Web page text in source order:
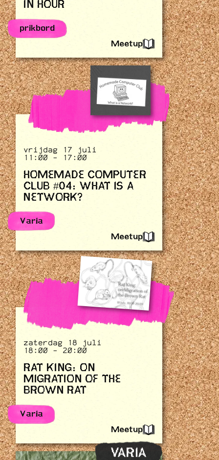
IN HOUR
prikbord
Meetup
vrijdag 17 juli
11:00 - 17:00
HOMEMADE COMPUTER
CLUB #04: WHAT IS A
NETWORK?
Varia
Meetup
zaterdag 18 juli
18:00 - 20:00
RAT KING: ON
MIGRATION OF THE
BROWN RAT
Varia
Meetup
VARIA